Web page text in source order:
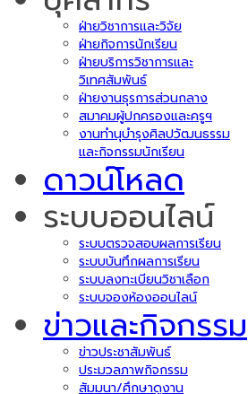
ฝ่ายวิชาการและวิจัย
ฝ่ายกิจการนักเรียน
ฝ่ายบริการวิชาการและ
วิเทศสัมพันธ์
ฝ่ายงานธุรการส่วนกลาง
สมาคมผู้ปกครองและครูฯ
งานทำนุบำรุงศิลปวัฒนธรรม
และกิจกรรมนักเรียน
ดาวน์โหลด
ระบบออนไลน์
ระบบตรวจสอบผลการเรียน
ระบบบันทึกผลการเรียน
ระบบลงทะเบียนวิชาเลือก
ระบบจองห้องออนไลน์
ข่าวและกิจกรรม
ข่าวประชาสัมพันธ์
ประมวลภาพกิจกรรม
สัมมนา/ศึกษาดูงาน